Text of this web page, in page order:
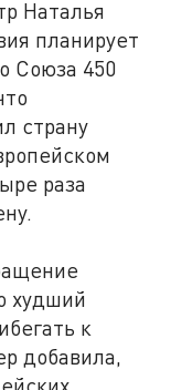
Наталья
планирует
Союза 450
страну
раза
худший
к
добавила,